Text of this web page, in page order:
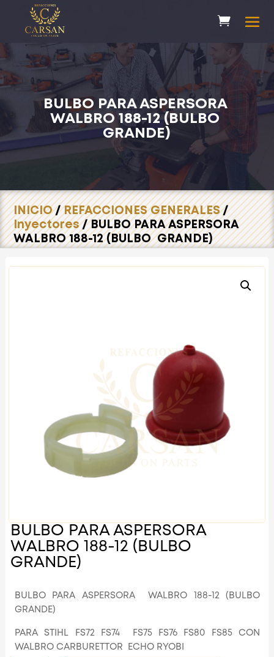
BULBO PARA ASPERSORA
WALBRO 188-12 (BULBO
GRANDE)
INICIO/REFACCIONES GENERALES/
Inyectores/ BULBO PARA ASPERSORA
WALBRO 188-12 (BULBO GRANDE)
BULBO PARA ASPERSORA
WALBRO 188-12 (BULBO
GRANDE)
BULBO PARA ASPERSORA WALBRO 188-12 (BULBO
GRANDE)
PARA STIHL FS72 FS74 FS75 FS76 FS80 FS85 CON
WALBRO CARBURETTOR ECHO RYOBI